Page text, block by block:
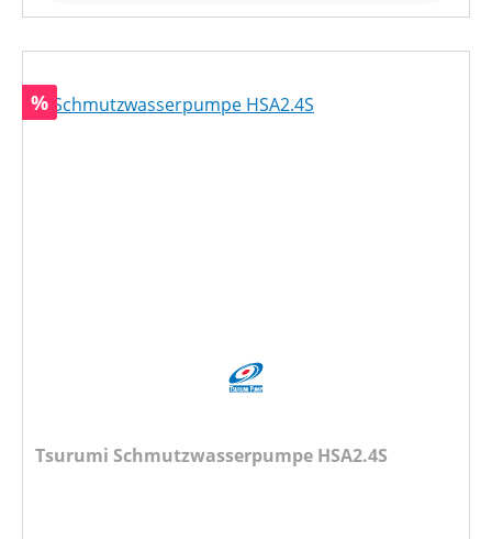
Rabatt
%
Tsurumi Schmutzwasserpumpe HSA2.4S